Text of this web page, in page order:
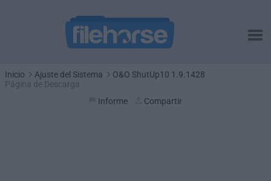
Inicio Ajuste del Sistema
O&O ShutUp10 1.9.1428
Página de Descarga
Informe
Compartir